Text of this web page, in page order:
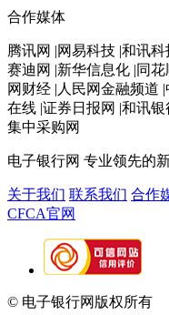
合作媒体
腾讯网 |网易科技 |和讯
赛迪网 |新华信息化 |同
网财经 |人民网金融频道
在线 |证券日报网 |和讯
集中采购网
电子银行网 专业领先的
关于我们 联系我们 合作
CFCA官网
© 电子银行网版权所有